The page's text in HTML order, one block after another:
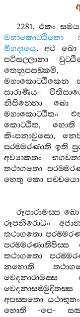
2281.එකං
මහාකොට‍්ඨිතො
මිගදායෙ. අථ ඛො
පටිසල‍්ලානා
තෙනුපසඞ‍්කමි
මහාකොට‍්ඨිකෙන
සාරාණීයං
නිසින‍්නො
ඛො
මහාකොට‍්ඨිතං
කොට‍්ඨිත, හොති
කිංපනාවුසො,
පරම‍්මරණාති ඉති
අව්‍යාකතං
තථාගතො
හෙතු කො පච‍්චයො
රූපාරාමස‍්ස ඛො
රූපනිරොධං
තථාගතො
පරම‍්මරණාතිපිස‍්ස
තථාගතො
නහොති
වෙදනාරාමස‍්ස
වෙදනාසම‍්මුදිතස‍්ස
අපස‍්සතො යථාභූතං
හොති -පෙ-